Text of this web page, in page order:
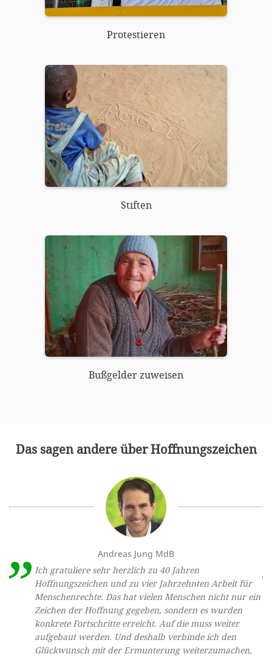
Protestieren
Stiften
Bußgelder zuweisen
Das sagen andere über Hoffnungszeichen
Ich gratuliere sehr herzlich zu 40 Jahren
Hoffnungszeichen und zu vier Jahrzehnten Arbeit für
Menschenrechte. Das hat vielen Menschen nicht nur ein
Zeichen der Hoffnung gegeben, sondern es wurden
konkrete Fortschritte erreicht. Auf die muss weiter
aufgebaut werden. Und deshalb verbinde ich den
Glückwunsch mit der Ermunterung weiterzumachen,
Andreas Jung MdB